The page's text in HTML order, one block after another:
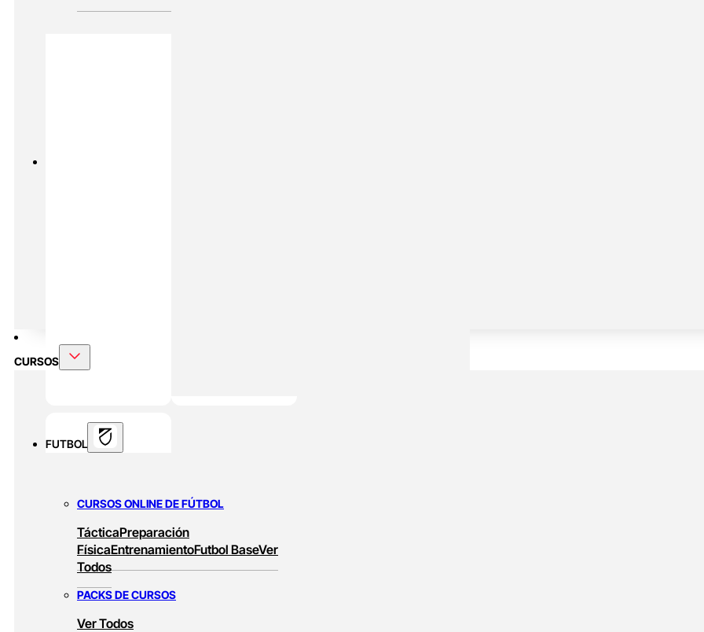
CURSOS
FUTBOL
CURSOS ONLINE DE FÚTBOL
TácticaPreparación
FísicaEntrenamientoFutbol BaseVer
Todos
PACKS DE CURSOS
Ver Todos